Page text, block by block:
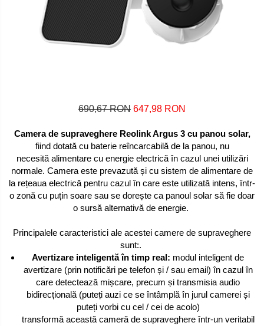
690,67 RON 647,98 RON
Camera de supraveghere Reolink Argus 3 cu panou solar,
fiind dotată cu baterie reîncarcabilă de la panou, nu
necesită alimentare cu energie electrică în cazul unei utilizări
normale. Camera este prevazută și cu sistem de alimentare de
la rețeaua electrică pentru cazul în care este utilizată intens, într-
o zonă cu puțin soare sau se dorește ca panoul solar să fie doar
o sursă alternativă de energie.
Principalele caracteristici ale acestei camere de supraveghere
sunt:.
Avertizare inteligentă în timp real: modul inteligent de
avertizare (prin notificări pe telefon și / sau email) în cazul în
care detectează mișcare, precum și transmisia audio
bidirecțională (puteți auzi ce se întâmplă în jurul camerei și
puteți vorbi cu cel / cei de acolo)
transformă această cameră de supraveghere într-un veritabil